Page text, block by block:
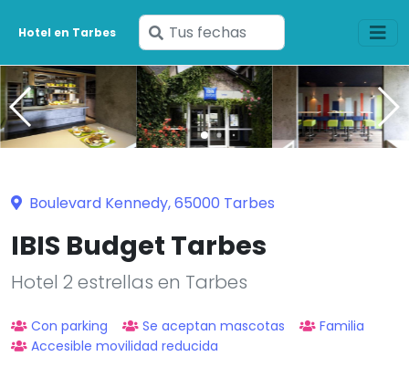
Hotel en Tarbes
Ingresa
tus
fechas
Boulevard Kennedy, 65000 Tarbes
IBIS Budget Tarbes
Hotel 2 estrellas en Tarbes
Con parking Se aceptan mascotas
Familia
Accesible movilidad reducida